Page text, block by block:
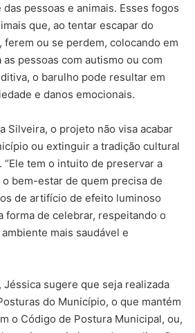
pessoas e animais. Esses fogos
que, ao tentar escapar do
ferem ou se perdem, colocando em
as pessoas com autismo ou com
o barulho pode resultar em
e danos emocionais.
Silveira, o projeto não visa acabar
ou extinguir a tradição cultural
tem o intuito de preservar a
bem-estar de quem precisa de
de artifício de efeito luminoso
forma de celebrar, respeitando o
mais saudável e
Jéssica sugere que seja realizada
do Município, o que mantém
o Código de Postura Municipal, ou,